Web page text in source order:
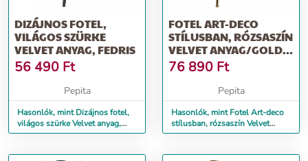
DIZÁJNOS FOTEL,
VILÁGOS SZÜRKE
VELVET ANYAG, FEDRIS
56 490 Ft
Pepita
Hasonlók, mint Dizájnos fotel,
világos szürke Velvet anyag,
FEDRIS
FOTEL ART-DECO
STÍLUSBAN, RÓZSASZÍN
VELVET ANYAG/GOLD
KRÓM-ARANY,...
76 890 Ft
Pepita
Hasonlók, mint Fotel Art-deco
stílusban, rózsaszín Velvet
anyag/gold króm-arany,...